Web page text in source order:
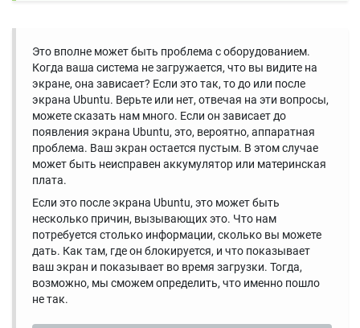
Это вполне может быть проблема с оборудованием.
Когда ваша система не загружается, что вы видите на
экране, она зависает? Если это так, то до или после
экрана Ubuntu. Верьте или нет, отвечая на эти вопросы,
можете сказать нам много. Если он зависает до
появления экрана Ubuntu, это, вероятно, аппаратная
проблема. Ваш экран остается пустым. В этом случае
может быть неисправен аккумулятор или материнская
плата.
Если это после экрана Ubuntu, это может быть
несколько причин, вызывающих это. Что нам
потребуется столько информации, сколько вы можете
дать. Как там, где он блокируется, и что показывает
ваш экран и показывает во время загрузки. Тогда,
возможно, мы сможем определить, что именно пошло
не так.